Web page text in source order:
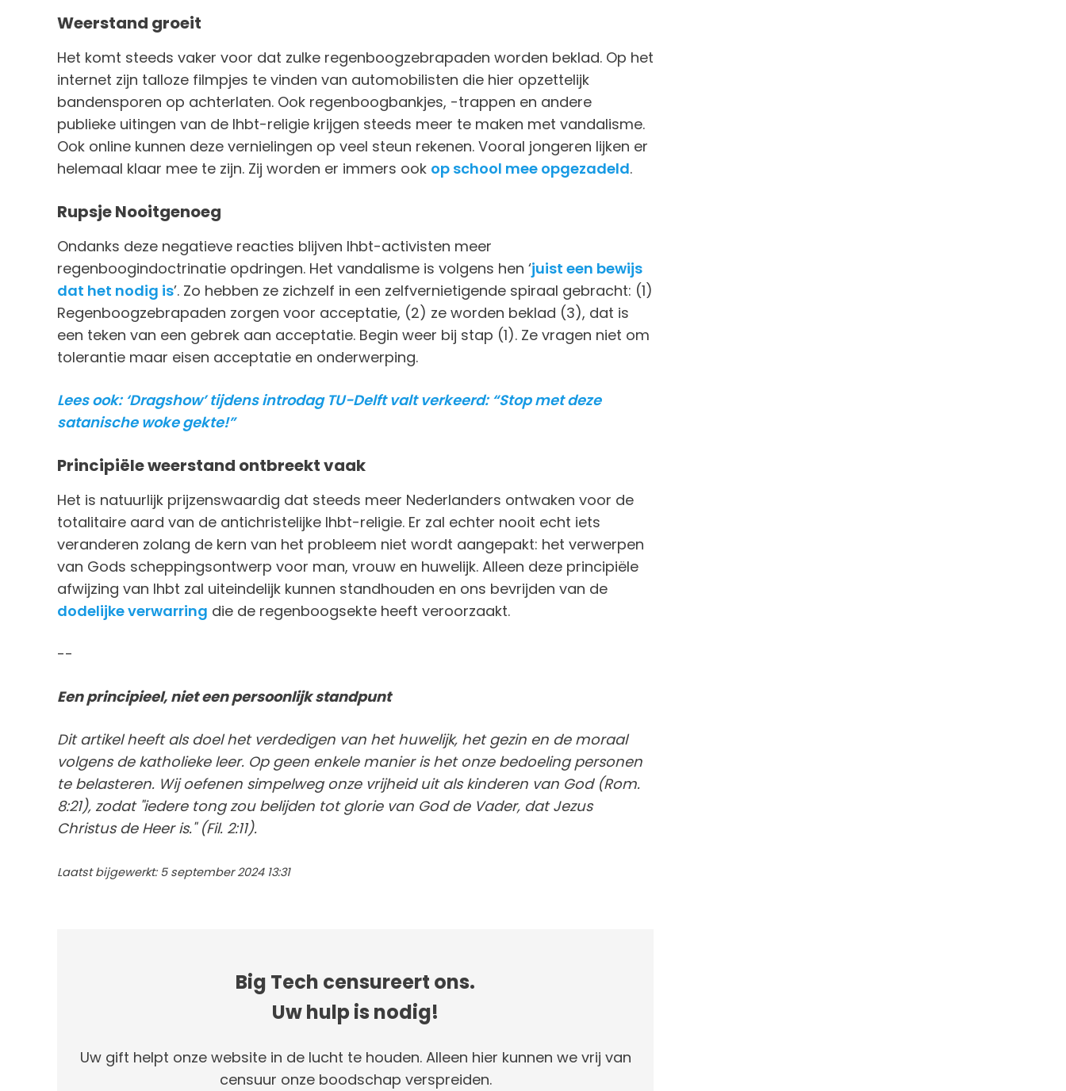
Weerstand groeit
Het komt steeds vaker voor dat zulke regenboogzebrapaden worden beklad. Op het
internet zijn talloze filmpjes te vinden van automobilisten die hier opzettelijk
bandensporen op achterlaten. Ook regenboogbankjes, -trappen en andere
publieke uitingen van de lhbt-religie krijgen steeds meer te maken met vandalisme.
Ook online kunnen deze vernielingen op veel steun rekenen. Vooral jongeren lijken er
helemaal klaar mee te zijn. Zij worden er immers ook op school mee opgezadeld.
Rupsje Nooitgenoeg
Ondanks deze negatieve reacties blijven lhbt-activisten meer
regenboogindoctrinatie opdringen. Het vandalisme is volgens hen ‘juist een bewijs
dat het nodig is’. Zo hebben ze zichzelf in een zelfvernietigende spiraal gebracht: (1)
Regenboogzebrapaden zorgen voor acceptatie, (2) ze worden beklad (3), dat is
een teken van een gebrek aan acceptatie. Begin weer bij stap (1). Ze vragen niet om
tolerantie maar eisen acceptatie en onderwerping.
Lees ook: ‘Dragshow’ tijdens introdag TU-Delft valt verkeerd: “Stop met deze
satanische woke gekte!”
Principiële weerstand ontbreekt vaak
Het is natuurlijk prijzenswaardig dat steeds meer Nederlanders ontwaken voor de
totalitaire aard van de antichristelijke lhbt-religie. Er zal echter nooit echt iets
veranderen zolang de kern van het probleem niet wordt aangepakt: het verwerpen
van Gods scheppingsontwerp voor man, vrouw en huwelijk. Alleen deze principiële
afwijzing van lhbt zal uiteindelijk kunnen standhouden en ons bevrijden van de
dodelijke verwarring die de regenboogsekte heeft veroorzaakt.
--
Een principieel, niet een persoonlijk standpunt
Dit artikel heeft als doel het verdedigen van het huwelijk, het gezin en de moraal
volgens de katholieke leer. Op geen enkele manier is het onze bedoeling personen
te belasteren. Wij oefenen simpelweg onze vrijheid uit als kinderen van God (Rom.
8:21), zodat "iedere tong zou belijden tot glorie van God de Vader, dat Jezus
Christus de Heer is." (Fil. 2:11).
Laatst bijgewerkt: 5 september 2024 13:31
Big Tech censureert ons.
Uw hulp is nodig!
Uw gift helpt onze website in de lucht te houden. Alleen hier kunnen we vrij van
censuur onze boodschap verspreiden.